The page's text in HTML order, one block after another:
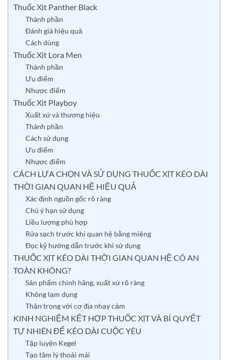
Thuốc Xịt Panther Black
Thành phần
Đánh giá hiệu quả
Cách dùng
Thuốc Xịt Lora Men
Thành phần
Ưu điểm
Nhược điểm
Thuốc Xịt Playboy
Xuất xứ và thương hiệu
Thành phần
Cách sử dụng
Ưu điểm
Nhược điểm
CÁCH LỰA CHỌN VÀ SỬ DỤNG THUỐC XỊT KÉO DÀI
THỜI GIAN QUAN HỆ HIỆU QUẢ
Xác định nguồn gốc rõ ràng
Chú ý hạn sử dụng
Liều lượng phù hợp
Rửa sạch trước khi quan hệ bằng miệng
Đọc kỹ hướng dẫn trước khi sử dụng
THUỐC XỊT KÉO DÀI THỜI GIAN QUAN HỆ CÓ AN
TOÀN KHÔNG?
Sản phẩm chính hãng, xuất xứ rõ ràng
Không lạm dụng
Thận trọng với cơ địa nhạy cảm
KINH NGHIỆM KẾT HỢP THUỐC XỊT VÀ BÍ QUYẾT
TỰ NHIÊN ĐỂ KÉO DÀI CUỘC YÊU
Tập luyện Kegel
Tạo tâm lý thoải mái